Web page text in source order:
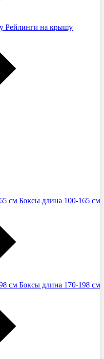
Рейлинги на крышу
Боксы длина 100-165 см
Боксы длина 170-198 см